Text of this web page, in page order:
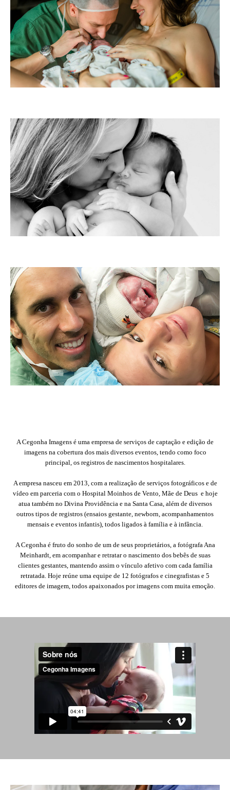
A Cegonha Imagens é uma empresa de serviços de captação e edição de
imagens na cobertura dos mais diversos eventos, tendo como foco
principal, os registros de nascimentos hospitalares.
A empresa nasceu em 2013, com a realização de serviços fotográficos e de
vídeo em parceria com o Hospital Moinhos de Vento, Mãe de Deus e hoje
atua também no Divina Providência e na Santa Casa, além de diversos
outros tipos de registros (ensaios gestante, newborn, acompanhamentos
mensais e eventos infantis), todos ligados à família e à infância.
A Cegonha é fruto do sonho de um de seus proprietários, a fotógrafa Ana
Meinhardt, em acompanhar e retratar o nascimento dos bebês de suas
clientes gestantes, mantendo assim o vínculo afetivo com cada família
retratada. Hoje reúne uma equipe de 12 fotógrafos e cinegrafistas e 5
editores de imagem, todos apaixonados por imagens com muita emoção.